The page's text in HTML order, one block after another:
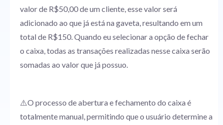
valor de R$50,00 de um cliente, esse valor será
adicionado ao que já está na gaveta, resultando em um
total de R$150. Quando eu selecionar a opção de fechar
o caixa, todas as transações realizadas nesse caixa serão
somadas ao valor que já possuo.
⚠️O processo de abertura e fechamento do caixa é
totalmente manual, permitindo que o usuário determine a